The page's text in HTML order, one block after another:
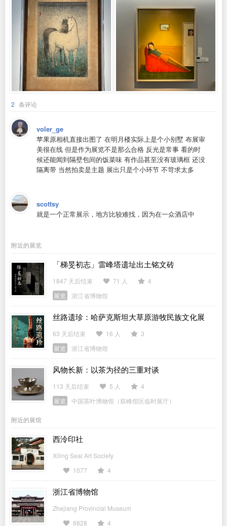
2 条评论
voler_ge
苹果原相机直接出图了 在明月楼实际上是个小别墅 布展审
美很在线 但是作为展览不是那么合格 反光是常事 看的时
候还能闻到隔壁包间的饭菜味 有作品甚至没有玻璃框 还没
隔离带 当然拍卖是主题 展出只是个小环节 不苛求太多
scottsy
就是一个正常展示，地方比较难找，因为在一众酒店中
附近的展览
「梯旻初志」雷峰塔遗址出土铭文砖
1847 天后结束 71 人
4
展览
浙江省博物馆
丝路遗珍：哈萨克斯坦大草原游牧民族文化展
63 天后结束 16 人
3
展览
浙江省博物馆
风物长新：以茶为径的三重对谈
113 天后结束 5 人
4
展览
中国茶叶博物馆（双峰馆区临时展厅）
附近的展馆
西泠印社
Xiling Seal Art Society
1077
4
浙江省博物馆
Zhejiang Provincial Museum
6828
4